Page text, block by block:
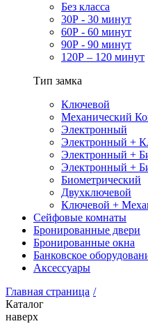
Без класса
30Р - 30 минут
60Р - 60 минут
90Р - 90 минут
120Р – 120 минут
Тип замка
Ключевой
Механический
Электронный
Электронный +
Электронный +
Электронный +
Биометрический
Двухключевой
Ключевой +
Сейфовые комнаты
Бронированные двери
Бронированные окна
Банковское
Аксессуары
Главная страница /
Каталог
наверх